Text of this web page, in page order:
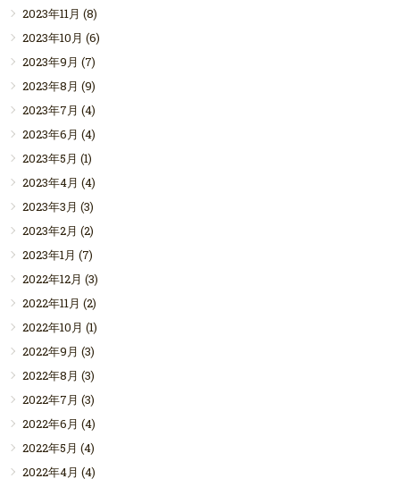
2023年11月 (8)
2023年10月 (6)
2023年9月 (7)
2023年8月 (9)
2023年7月 (4)
2023年6月 (4)
2023年5月 (1)
2023年4月 (4)
2023年3月 (3)
2023年2月 (2)
2023年1月 (7)
2022年12月 (3)
2022年11月 (2)
2022年10月 (1)
2022年9月 (3)
2022年8月 (3)
2022年7月 (3)
2022年6月 (4)
2022年5月 (4)
2022年4月 (4)